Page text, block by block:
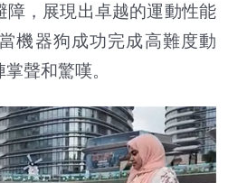
障，展現出卓越的運動性能
機器狗成功完成高難度動
聲和驚嘆。